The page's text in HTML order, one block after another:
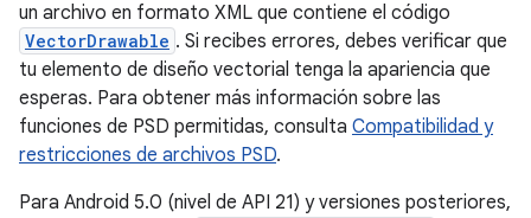
un archivo en formato XML que contiene el código
VectorDrawable . Si recibes errores, debes verificar que
tu elemento de diseño vectorial tenga la apariencia que
esperas. Para obtener más información sobre las
funciones de PSD permitidas, consulta Compatibilidad y
restricciones de archivos PSD.
Para Android 5.0 (nivel de API 21) y versiones posteriores,